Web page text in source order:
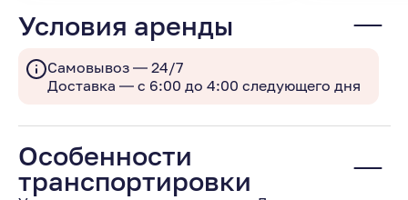
Условия аренды
Самовывоз — 24/7
Доставка — с 6:00 до 4:00 следующего дня
Особенности
транспортировки